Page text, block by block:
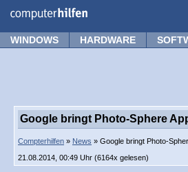
WINDOWS HARDWARE
Google bringt Photo-Sphere
Compterhilfen » News » Google bringt Photo-
21.08.2014, 00:49 Uhr (6164x gelesen)